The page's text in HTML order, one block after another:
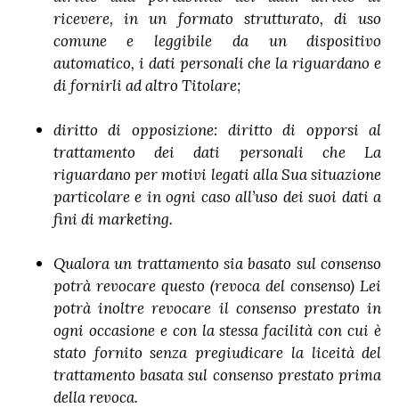
ricevere, in un formato strutturato, di uso
comune e leggibile da un dispositivo
automatico, i dati personali che la riguardano e
di fornirli ad altro Titolare;
diritto di opposizione: diritto di opporsi al
trattamento dei dati personali che La
riguardano per motivi legati alla Sua situazione
particolare e in ogni caso all’uso dei suoi dati a
fini di marketing.
Qualora un trattamento sia basato sul consenso
potrà revocare questo (revoca del consenso) Lei
potrà inoltre revocare il consenso prestato in
ogni occasione e con la stessa facilità con cui è
stato fornito senza pregiudicare la liceità del
trattamento basata sul consenso prestato prima
della revoca.